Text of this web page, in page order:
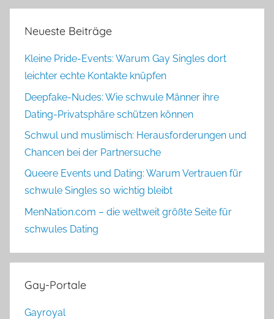
Neueste Beiträge
Kleine Pride-Events: Warum Gay Singles dort
leichter echte Kontakte knüpfen
Deepfake-Nudes: Wie schwule Männer ihre
Dating-Privatsphäre schützen können
Schwul und muslimisch: Herausforderungen und
Chancen bei der Partnersuche
Queere Events und Dating: Warum Vertrauen für
schwule Singles so wichtig bleibt
MenNation.com – die weltweit größte Seite für
schwules Dating
Gay-Portale
Gayroyal